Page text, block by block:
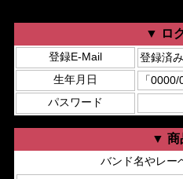
▼ ロ
登録E-Mail
生年月日
パスワード
▼ 商
バンド名やレー